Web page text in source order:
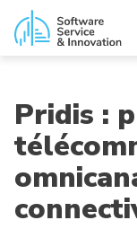
Pridis :